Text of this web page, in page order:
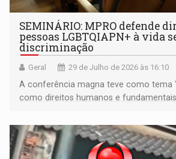
SEMINÁRIO: MPRO defende
pessoas LGBTQIAPN+ à vida
discriminação
Geral 29 de Julho de 2026 às 16:10
A conferência magna teve como tema
como direitos humanos e fundamentais